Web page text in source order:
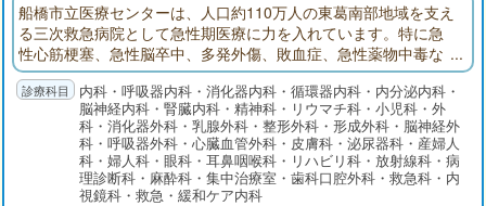
船橋市立医療センターは、人口約110万人の東葛南部地域を支え
る三次救急病院として急性期医療に力を入れています。特に急
性心筋梗塞、急性脳卒中、多発外傷、敗血症、急性薬物中毒な
ど超急性期治療が必要な疾患に対応し、その後の集中治療まで
の一貫した診療を提供しているのが特徴です。質が高く密度の
濃い医療サービス、さらには急性期リハビリ、回復期・療養型
病床、そして在宅療養に向けて患者さんが切れ目なく円滑に移
行できるよう取り組んでいます。
内科・呼吸器内科・消化器内科・循環器内科・内分泌内科・
脳神経内科・腎臓内科・精神科・リウマチ科・小児科・外
科・消化器外科・乳腺外科・整形外科・形成外科・脳神経外
科・呼吸器外科・心臓血管外科・皮膚科・泌尿器科・産婦人
科・婦人科・眼科・耳鼻咽喉科・リハビリ科・放射線科・病
理診断科・麻酔科・集中治療室・歯科口腔外科・救急科・内
視鏡科・救急・緩和ケア内科